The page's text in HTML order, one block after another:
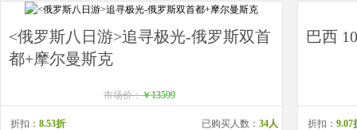
<俄罗斯八日游>追寻极光-俄罗斯双首
都+摩尔曼斯克
市场价：￥13599
折扣： 8.53折 已购买人数： 34人
巴西
折扣： 9.07